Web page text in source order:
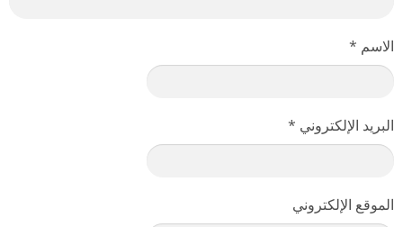
الاسم *
البريد الإلكتروني *
الموقع الإلكتروني